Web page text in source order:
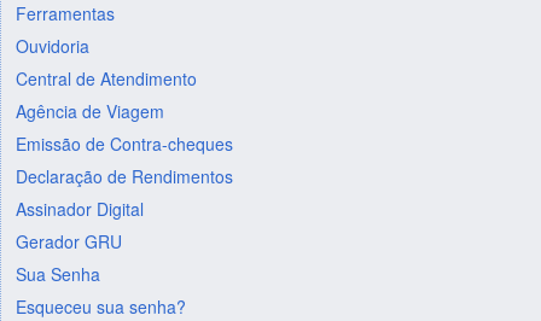
Ferramentas
Ouvidoria
Central de Atendimento
Agência de Viagem
Emissão de Contra-cheques
Declaração de Rendimentos
Assinador Digital
Gerador GRU
Sua Senha
Esqueceu sua senha?